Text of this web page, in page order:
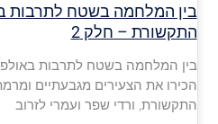
בין המלחמה בשטח לתרבות
התקשורת – חלק 2
בין המלחמה בשטח לתרבות
הכירו את הצעירים מגבעתיים
התקשורת, ורדי שפר ועמרי לזרוב